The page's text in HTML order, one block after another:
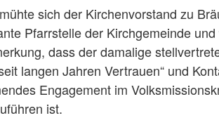
sich der Kirchenvorstand zu
Pfarrstelle der Kirchgemeinde
dass der damalige
langen Jahren Vertrauen“ und
Engagement im
ist.